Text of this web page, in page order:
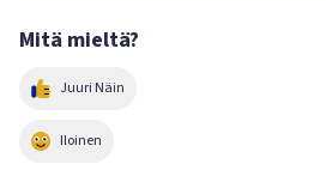
Mitä mieltä?
Juuri Näin
Iloinen